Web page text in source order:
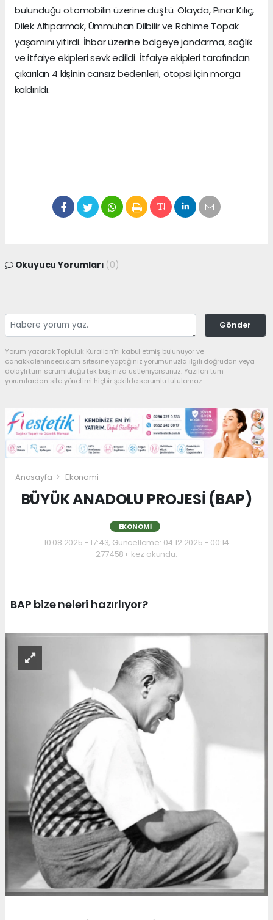
bulunduğu otomobilin üzerine düştü. Olayda, Pınar Kılıç,
Dilek Altıparmak, Ümmühan Dilbilir ve Rahime Topak
yaşamını yitirdi. İhbar üzerine bölgeye jandarma, sağlık
ve itfaiye ekipleri sevk edildi. İtfaiye ekipleri tarafından
çıkarılan 4 kişinin cansız bedenleri, otopsi için morga
kaldırıldı.
Okuyucu Yorumları (0)
Gönder
Yorum yazarak Topluluk Kuralları’nı kabul etmiş bulunuyor ve
canakkaleninsesi.com sitesine yaptığınız yorumunuzla ilgili doğrudan veya
dolaylı tüm sorumluluğu tek başınıza üstleniyorsunuz. Yazılan tüm
yorumlardan site yönetimi hiçbir şekilde sorumlu tutulamaz.
Anasayfa Ekonomi
BÜYÜK ANADOLU PROJESİ (BAP)
EKONOMI
10.08.2025 - 17:43, Güncelleme: 04.12.2025 - 00:14
277458+ kez okundu.
BAP bize neleri hazırlıyor?